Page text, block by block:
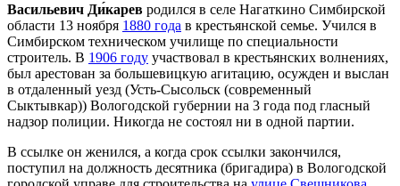
Васильевич Ди́карев родился в селе Нагаткино Симбирской
области 13 ноября 1880 года в крестьянской семье. Учился в
Симбирском техническом училище по специальности
строитель. В 1906 году участвовал в крестьянских волнениях,
был арестован за большевицкую агитацию, осужден и выслан
в отдаленный уезд (Усть-Сысольск (современный
Сыктывкар)) Вологодской губернии на 3 года под гласный
надзор полиции. Никогда не состоял ни в одной партии.
В ссылке он женился, а когда срок ссылки закончился,
поступил на должность десятника (бригадира) в Вологодской